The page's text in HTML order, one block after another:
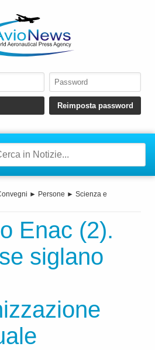
► Persone ► Scienza e
Enac (2).
siglano